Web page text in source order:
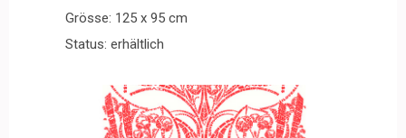
Grösse: 125 x 95 cm
Status: erhältlich